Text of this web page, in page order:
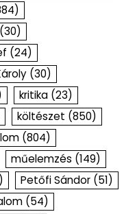
(30)
(24)
(30)
kritika (23)
költészet (850)
(804)
műelemzés (149)
Petőfi Sándor (51)
(54)